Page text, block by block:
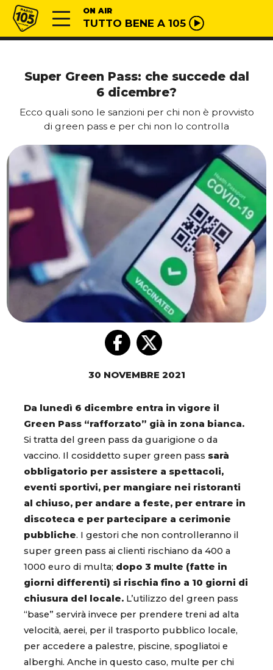
Vai al contenuto
Radio 105 ON AIR
TUTTO BENE A 105
Super Green Pass: che succede dal
6 dicembre?
Ecco quali sono le sanzioni per chi non è provvisto
di green pass e per chi non lo controlla
30 NOVEMBRE 2021
Da lunedì 6 dicembre entra in vigore il
Green Pass “rafforzato” già in zona bianca.
Si tratta del green pass da guarigione o da
vaccino. Il cosiddetto super green pass sarà
obbligatorio per assistere a spettacoli,
eventi sportivi, per mangiare nei ristoranti
al chiuso, per andare a feste, per entrare in
discoteca e per partecipare a cerimonie
pubbliche. I gestori che non controlleranno il
super green pass ai clienti rischiano da 400 a
1000 euro di multa; dopo 3 multe (fatte in
giorni differenti) si rischia fino a 10 giorni di
chiusura del locale. L’utilizzo del green pass
“base” servirà invece per prendere treni ad alta
velocità, aerei, per il trasporto pubblico locale,
per accedere a palestre, piscine, spogliatoi e
alberghi. Anche in questo caso, multe per chi